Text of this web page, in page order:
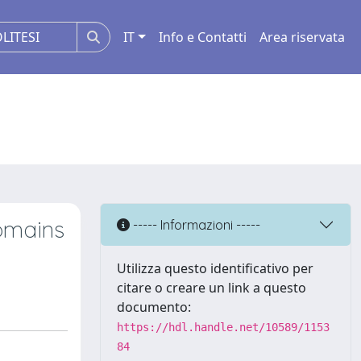
IT Info e Contatti Area riservata
----- Informazioni -----
Utilizza questo identificativo per
citare o creare un link a questo
documento:
https://hdl.handle.net/10589/1153
84